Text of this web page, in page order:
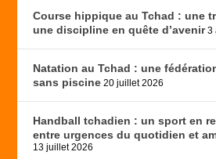
Course hippique au Tchad : une
une discipline en quête d’avenir 3
Natation au Tchad : une
sans piscine 20 juillet 2026
Handball tchadien : un sport en
entre urgences du quotidien et
13 juillet 2026